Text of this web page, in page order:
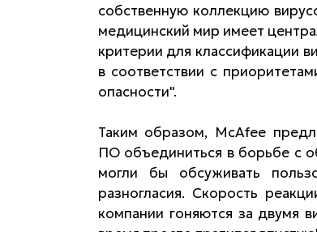
собственную коллекцию
медицинский мир имеет
критерии для классификации
в соответствии с
опасности".
Таким образом, McAfee
ПО объединиться в борьбе с
могли бы обсуживать
разногласия. Скорость
компании гоняются за двумя